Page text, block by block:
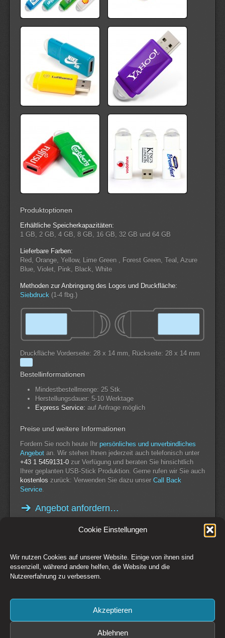
Cookie Einstellungen
Wir nutzen Cookies auf unserer Website. Einige von ihnen sind
essenziell, während andere helfen, die Website und die
Nutzererfahrung zu verbessern.
Akzeptieren
Ablehnen
Produktoptionen
Erhältliche Speicherkapazitäten:
1 GB, 2 GB, 4 GB, 8 GB, 16 GB, 32 GB und 64 GB
Lieferbare Farben:
Red, Orange, Yellow, Lime Green , Forest Green, Teal, Azure
Blue, Violet, Pink, Black, White
Methoden zur Anbringung des Logos und Druckfläche:
Siebdruck (1-4 fbg.)
Druckfläche Vorderseite: 28 x 14 mm, Rückseite: 28 x 14 mm
Bestellinformationen
Mindestbestellmenge: 25 Stk.
Herstellungsdauer: 5-10 Werktage
Express Service: auf Anfrage möglich
Preise und weitere Informationen
Fordern Sie noch heute Ihr persönliches und unverbindliches
Angebot an. Wir stehen Ihnen jederzeit auch telefonisch unter
+43 1 5459131-0 zur Verfügung und beraten Sie hinsichtlich
Ihrer geplanten USB-Stick Produktion. Gerne rufen wir Sie auch
kostenlos zurück: Verwenden Sie dazu unser Call Back
Service.
Angebot anfordern…
Switch to Desktop Version
Copyright © 1993-2026 CSM Production GmbH Österreich - Creative
Solutions + Media
Preise zzgl. 20% MwSt. Irrtümer und Änderungen vorbehalten. Es gelten